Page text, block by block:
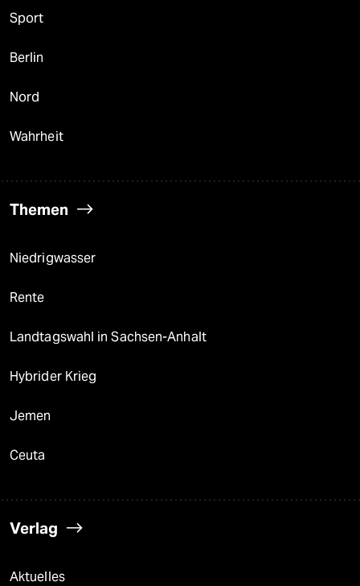
Sport
Berlin
Nord
Wahrheit
Themen
Niedrigwasser
Rente
Landtagswahl in Sachsen-Anhalt
Hybrider Krieg
Jemen
Ceuta
Verlag
Aktuelles